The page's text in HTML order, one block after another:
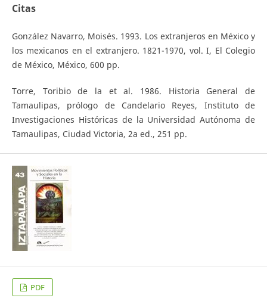
Citas
González Navarro, Moisés. 1993. Los extranjeros en México y
los mexicanos en el extranjero. 1821-1970, vol. I, El Colegio
de México, México, 600 pp.
Torre, Toribio de la et al. 1986. Historia General de
Tamaulipas, prólogo de Candelario Reyes, Instituto de
Investigaciones Históricas de la Universidad Autónoma de
Tamaulipas, Ciudad Victoria, 2a ed., 251 pp.
PDF